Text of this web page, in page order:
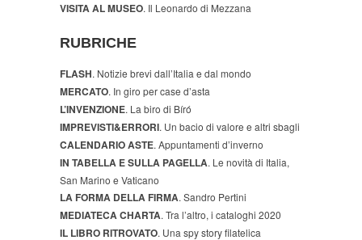
VISITA AL MUSEO. Il Leonardo di Mezzana
RUBRICHE
FLASH. Notizie brevi dall’Italia e dal mondo
MERCATO. In giro per case d’asta
L’INVENZIONE. La biro di Bíró
IMPREVISTI&ERRORI. Un bacio di valore e altri sbagli
CALENDARIO ASTE. Appuntamenti d’inverno
IN TABELLA E SULLA PAGELLA. Le novità di Italia,
San Marino e Vaticano
LA FORMA DELLA FIRMA. Sandro Pertini
MEDIATECA CHARTA. Tra l’altro, i cataloghi 2020
IL LIBRO RITROVATO. Una spy story filatelica